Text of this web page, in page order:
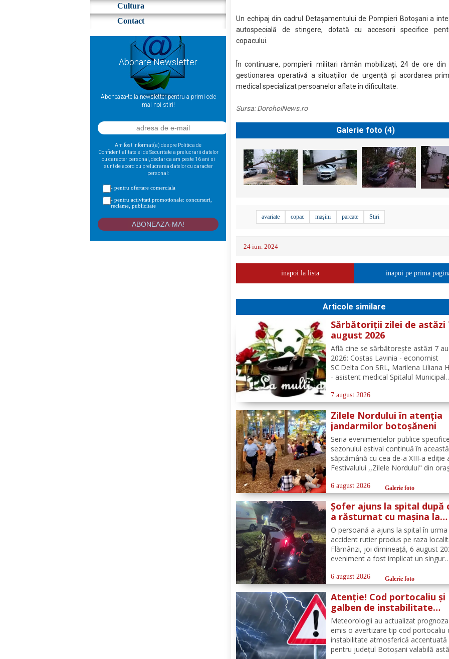
Cultura
Contact
Abonare Newsletter
Aboneaza-te la newsletter pentru a primi cele
mai noi stiri!
Am fost informat(a) despre Politica de
Confidentialitate si de Securitate a prelucrarii datelor
cu caracter personal, declar ca am peste 16 ani si
sunt de acord cu prelucrarea datelor cu caracter
personal:
- pentru ofertare comerciala
- pentru activitati promotionale: concursuri,
reclame, publicitate
Un echipaj din cadrul Detașamentului de Pompieri Botoșani a
autospecială de stingere, dotată cu accesorii specifice
copacului.
În continuare, pompierii militari rămân mobilizați, 24 de ore din
gestionarea operativă a situaţiilor de urgenţă şi acordarea
medical specializat persoanelor aflate în dificultate.
Sursa:DorohoiNews.ro
Galerie foto (4)
avariate copac maşini parcate Stiri
24 iun. 2024
inapoi la lista inapoi pe prima
Articole similare
Sărbătoriții zilei de astăzi
august 2026
Află cine se sărbătoreşte astăzi 7
2026: Costas Lavinia - economist
SC.Delta Con SRL, Marilena Liliana
- asistent medical Spitalul Municipal
misionar protopopesc Protopopiatul
Dorohoi, Marcela Simona Vieru -
Grup Școlar Alexandru Vlahuță...
7 august 2026
Zilele Nordului în atenția
jandarmilor botoșăneni
Seria evenimentelor publice specifice
sezonului estival continuă în această
săptămână cu cea de-a XIII-a ediție
Festivalului ,,Zilele Nordului" din
numeroasă la care Inspectoratul de
Jandarmi Județean Botoșani, în
cu partenerii instituționali,...
6 august 2026 Galerie foto
Șofer ajuns la spital după
a răsturnat cu mașina la
Flămânzi
O persoană a ajuns la spital în urma
accident rutier produs pe raza
Flămânzi, joi dimineață, 6 august
eveniment a fost implicat un singur
scurt timp, pompierii din cadrul
de Lucru Flămânzi, cu o
stingere și...
6 august 2026 Galerie foto
Atenție! Cod portocaliu și
galben de instabilitate
atmosferică pentru
Botoșani
Meteorologii au actualizat
emis o avertizare tip cod portocaliu
instabilitate atmosferică accentuată
pentru județul Botoșani valabilă